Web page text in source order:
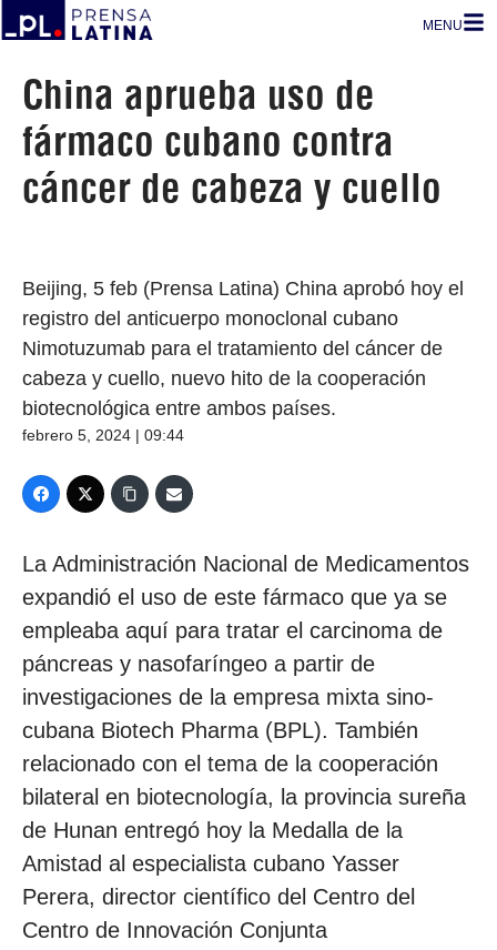
MENU
China aprueba uso de
fármaco cubano contra
cáncer de cabeza y cuello
Beijing, 5 feb (Prensa Latina) China aprobó hoy el
registro del anticuerpo monoclonal cubano
Nimotuzumab para el tratamiento del cáncer de
cabeza y cuello, nuevo hito de la cooperación
biotecnológica entre ambos países.
febrero 5, 2024 | 09:44
La Administración Nacional de Medicamentos
expandió el uso de este fármaco que ya se
empleaba aquí para tratar el carcinoma de
páncreas y nasofaríngeo a partir de
investigaciones de la empresa mixta sino-
cubana Biotech Pharma (BPL). También
relacionado con el tema de la cooperación
bilateral en biotecnología, la provincia sureña
de Hunan entregó hoy la Medalla de la
Amistad al especialista cubano Yasser
Perera, director científico del Centro del
Centro de Innovación Conjunta